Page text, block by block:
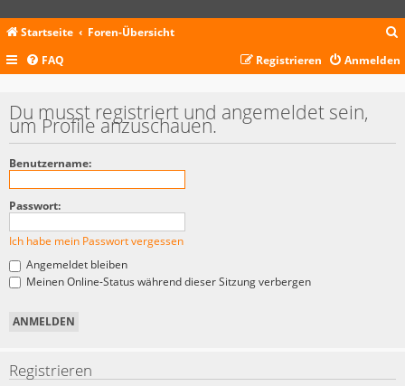
Startseite Foren-Übersicht
c
FAQ Anmelden
Registrieren
Du musst registriert und angemeldet sein,
um Profile anzuschauen.
Benutzername:
Passwort:
Ich habe mein Passwort vergessen
Angemeldet bleiben
Meinen Online-Status während dieser Sitzung verbergen
Registrieren